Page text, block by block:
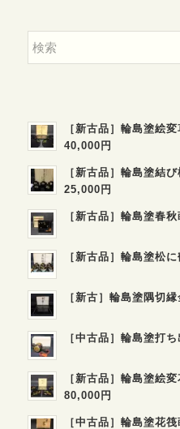
［新古品］輪島塗絵
40,000円
［新古品］輪島塗結
25,000円
［新古品］輪島塗春
［新古品］輪島塗松
［新古］輪島塗隅切
［中古品］輪島塗打
［新古品］輪島塗絵
80,000円
［中古品］輪島塗花